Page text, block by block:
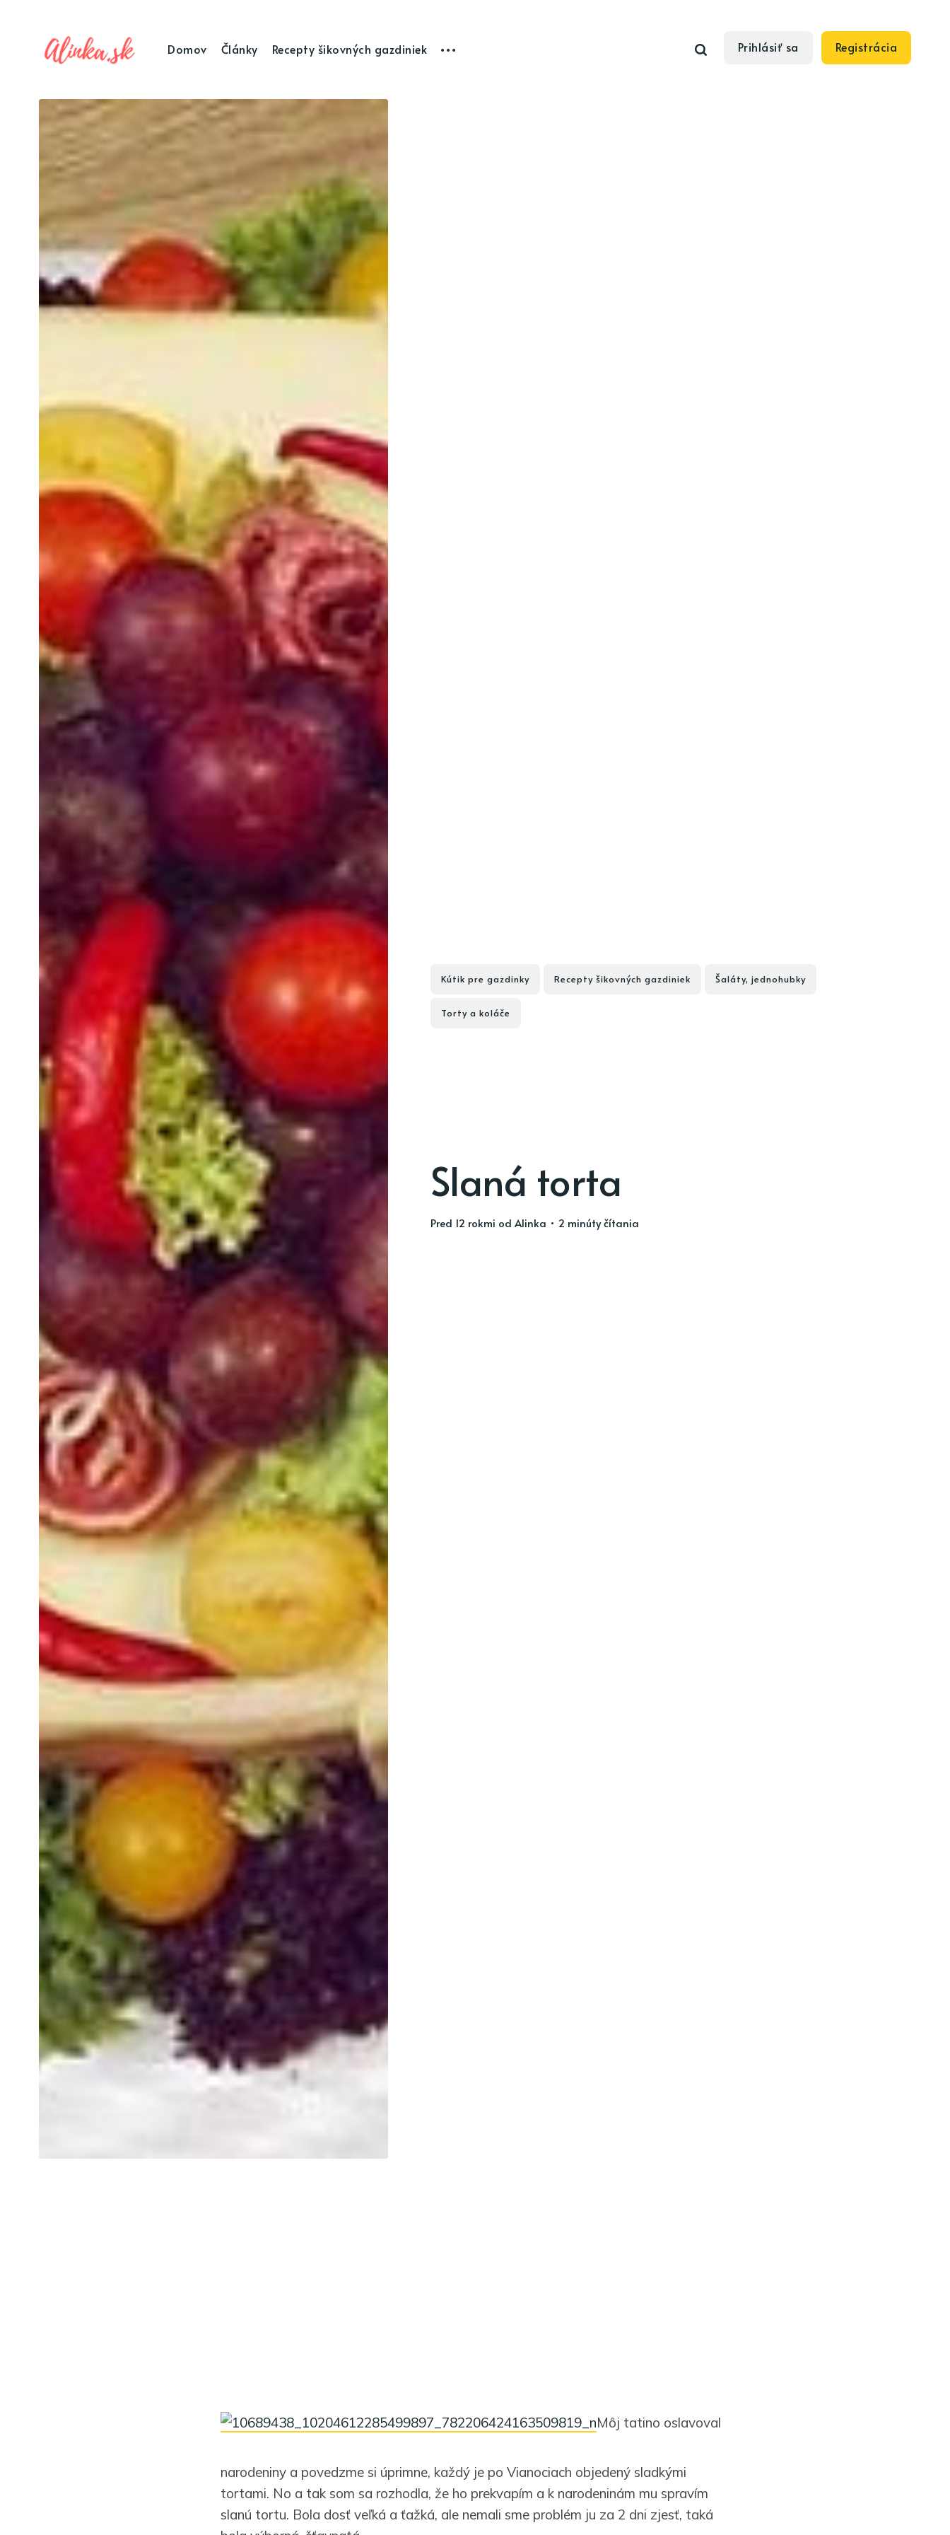
Domov Články Recepty šikovných gazdiniek Prihlásiť sa Registrácia
Kútik pre gazdinky Recepty šikovných gazdiniek Šaláty, jednohubky
Torty a koláče
Slaná torta
pred 12 rokmi od Alinka • 2 minúty čítania
Môj tatino oslavoval
narodeniny a povedzme si úprimne, každý je po Vianociach objedený sladkými
tortami. No a tak som sa rozhodla, že ho prekvapím a k narodeninám mu spravím
slanú tortu. Bola dosť veľká a ťažká, ale nemali sme problém ju za 2 dni zjesť, taká